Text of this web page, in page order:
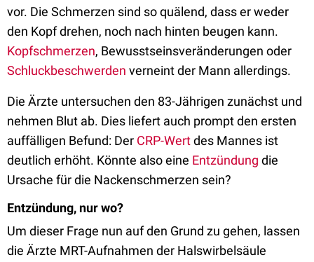
vor. Die Schmerzen sind so quälend, dass er weder
den Kopf drehen, noch nach hinten beugen kann.
Kopfschmerzen, Bewusstseinsveränderungen oder
Schluckbeschwerden verneint der Mann allerdings.
Die Ärzte untersuchen den 83-Jährigen zunächst und
nehmen Blut ab. Dies liefert auch prompt den ersten
auffälligen Befund: Der CRP-Wertdes Mannes ist
deutlich erhöht. Könnte also eine Entzündung die
Ursache für die Nackenschmerzen sein?
Entzündung, nur wo?
Um dieser Frage nun auf den Grund zu gehen, lassen
die Ärzte MRT-Aufnahmen der Halswirbelsäule